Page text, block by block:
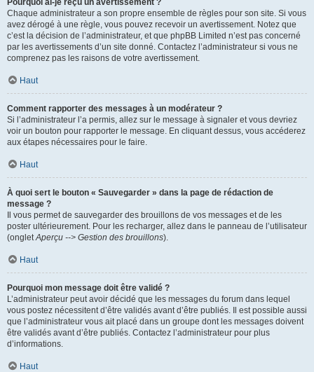
Pourquoi ai-je reçu un avertissement ?
Chaque administrateur a son propre ensemble de règles pour son site. Si vous
avez dérogé à une règle, vous pouvez recevoir un avertissement. Notez que
c’est la décision de l’administrateur, et que phpBB Limited n’est pas concerné
par les avertissements d’un site donné. Contactez l’administrateur si vous ne
comprenez pas les raisons de votre avertissement.
Haut
Comment rapporter des messages à un modérateur ?
Si l’administrateur l’a permis, allez sur le message à signaler et vous devriez
voir un bouton pour rapporter le message. En cliquant dessus, vous accéderez
aux étapes nécessaires pour le faire.
Haut
À quoi sert le bouton « Sauvegarder » dans la page de rédaction de
message ?
Il vous permet de sauvegarder des brouillons de vos messages et de les
poster ultérieurement. Pour les recharger, allez dans le panneau de l’utilisateur
(ongletAperçu --> Gestion des brouillons).
Haut
Pourquoi mon message doit être validé ?
L’administrateur peut avoir décidé que les messages du forum dans lequel
vous postez nécessitent d’être validés avant d’être publiés. Il est possible aussi
que l’administrateur vous ait placé dans un groupe dont les messages doivent
être validés avant d’être publiés. Contactez l’administrateur pour plus
d’informations.
Haut